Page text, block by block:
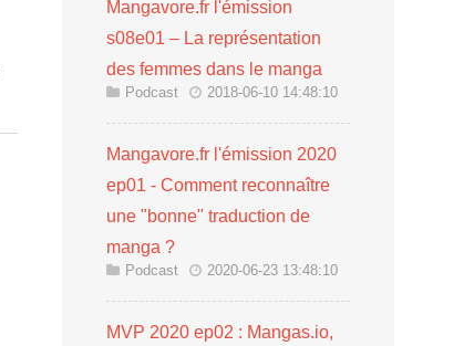
Mangavore.fr l'émission
s08e01 – La représentation
des femmes dans le manga
Podcast 2018-06-10 14:48:10
Mangavore.fr l'émission 2020
ep01 - Comment reconnaître
une "bonne" traduction de
manga ?
Podcast 2020-06-23 13:48:10
MVP 2020 ep02 : Mangas.io,